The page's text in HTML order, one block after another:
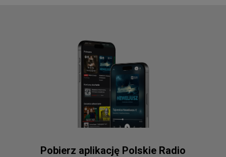
Pobierz aplikację Polskie Radio